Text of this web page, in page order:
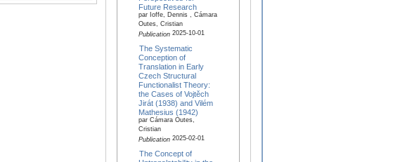
Future Research
par Ioffe, Dennis , Cámara
Outes, Cristian
Publication2025-10-01
The Systematic
Conception of
Translation in Early
Czech Structural
Functionalist Theory:
the Cases of Vojtěch
Jirát (1938) and Vilém
Mathesius (1942)
par Cámara Outes,
Cristian
Publication2025-02-01
The Concept of